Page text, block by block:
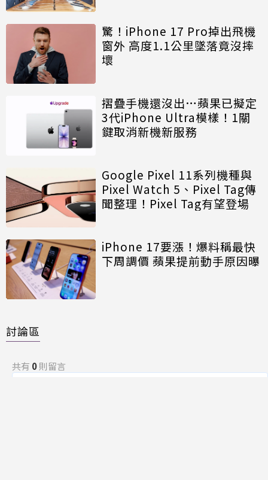
驚！iPhone 17 Pro掉出飛機
窗外 高度1.1公里墜落竟沒摔
壞
摺疊手機還沒出…蘋果已擬定
3代iPhone Ultra模樣！1關
鍵取消新機新服務
Google Pixel 11系列機種與
Pixel Watch 5、Pixel Tag傳
聞整理！Pixel Tag有望登場
iPhone 17要漲！爆料稱最快
下周調價 蘋果提前動手原因曝
討論區
共有 0則留言